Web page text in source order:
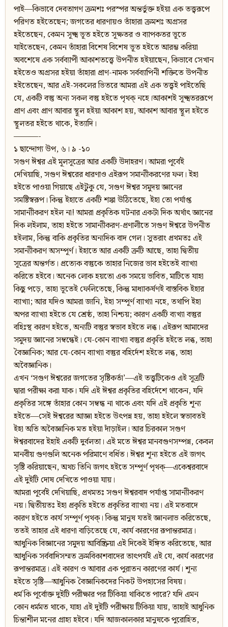
পাই—কিভাবে দেবতাগণ ক্রমশঃ পরস্পর অন্তর্ভুক্ত হইয়া এক তত্ত্বরূপে
পরিণত হইতেছেন; জগতের ধারণায়ও তাঁহারা ক্রমশঃ অগ্রসর
হইতেছেন, কেমন সূক্ষ্ম ভূত হইতে সূক্ষতর ও ব্যাপকতর ভূতে
যাইতেছেন, কেমন তাঁহারা বিশেষ বিশেষ ভূত হইতে আরম্ভ করিয়া
অবশেষে এক সর্বব্যাপী আকাশতত্ত্বে উপনীত হইয়াছেন, কিভাবে সেখান
হইতেও অগ্রসর হইয়া তাঁহারা প্রাণ-নামক সর্বব্যাপিনী শক্তিতে উপনীত
হইতেছেন, আর এই-সকলের ভিতরে আমরা এই এক তত্ত্বই পাইতেছি
যে, একটি বস্তু অন্য সকল বস্তু হইতে পৃথক্ নহে।আকাশই সূক্ষ্মতররূপে
প্রাণ এবং প্রাণ আবার স্থূল হইয়া আকাশ হয়, আকাশ আবার স্থূল হইতে
স্থূলতর হইতে থাকে, ইত্যাদি।
———-
১ ছান্দোগ্য উপ, ৬। ৯ -১০
সগুণ ঈশ্বর এই মূলসূত্রের আর একটি উদাহরণ। আমরা পূর্বেই
দেখিয়াছি, সগুণ ঈশ্বরের ধারণাও এইরূপ সমান্যীকরণের ফল। ইহা
হইতে পাওয়া গিয়াছে এইটুকু যে, সগুণ ঈশ্বর সমুদয় জ্ঞানের
সমষ্টিস্বরূপ। কিন্তু ইহাতে একটি শঙ্কা উঠিতেছে, ইহা তো পর্যাপ্ত
সামান্যীকরণ হইল না! আমরা প্রকৃতিক ঘটনার একটা দিক অর্থাৎ জ্ঞানের
দিক লইলাম, তাহা হইতে সামান্যীকরণ-প্রণালীতে সগুণ ঈশ্বরে উপনীত
হইলাম, কিন্তু বাকি প্রকৃতির অন্যদিক বাদ গেল। সুতরাং প্রথমতঃ এই
সমান্যীকরণ অসম্পূর্ণ। ইহাতে আর একটি ত্রুটি আছে, তাহা দ্বিতীয়
সূত্রের অন্তর্গত। প্রত্যেক বস্তুকে তাহার নিজের ভাব হইতেই ব্যাখ্যা
করিতে হইবে। অনেক লোক হয়তো এক সময়ে ভাবিত, মাটিতে যাহা
কিছু পড়ে, তাহা ভূতেই ফেলিতেছে, কিন্তু মাধ্যাকর্ষণই বাস্তবিক ইহার
ব্যাখ্যা; আর যদিও আমরা জানি, ইহা সম্পূর্ণ ব্যাখ্যা নহে, তথাপি ইহা
অপর ব্যাখ্যা হইতে যে শ্রেষ্ঠ, তাহা নিশ্চয়; কারণ একটি ব্যখ্যা বস্তুর
বহিঃস্থ কারণ হইতে, অন্যটি বস্তুর স্বভাব হইতে লব্ধ। এইরূপ আমাদের
সমুদয় জ্ঞানের সম্বন্ধেই। যে-কোন ব্যাখ্যা বস্তুর প্রকৃতি হইতে লব্ধ, তাহা
বৈজ্ঞানিক; আর যে-কোন ব্যাখ্যা বস্তুর বহির্দেশ হইতে লব্ধ, তাহা
অবৈজ্ঞানিক।
এখন ‘সগুণ ঈশ্বরের জগতের সৃষ্টিকর্তা’—এই তত্ত্বটিকেও এই সূত্রটি
দ্বারা পরীক্ষা করা যাক। যদি এই ঈশ্বর প্রকৃতির বহির্দেশে থাকেন, যদি
প্রকৃতির সঙ্গে তাঁহার কোন সম্বন্ধ না থাকে এবং যদি এই প্রকৃতি শূন্য
হইতে—সেই ঈশ্বরের আজ্ঞা হইতে উৎপন্ন হয়, তাহা হইলে স্বভাবতই
ইহা অতি অবৈজ্ঞানিক মত হইয়া দাঁড়াইল। আর চিরকাল সগুণ
ঈশ্বরবাদের ইহাই একটি দুর্বলতা। এই মতে ঈশ্বর মানবগুণসম্পন্ন, কেবল
মানবীয় গুণগুলি অনেক পরিমাণে বর্ধিত। ঈশ্বর শূন্য হইতে এই জগৎ
সৃষ্টি করিয়াছেন, অথচ তিনি জগৎ হইতে সম্পূর্ণ পৃথক‍্—একেশ্বরবাদে
এই দুইটি দোষ দেখিতে পাওয়া যায়।
আমরা পূর্বেই দেখিয়াছি, প্রথমতঃ সগুণ ঈশ্বরবাদ পর্যাপ্ত সামান্যীকরণ
নয়। দ্বিতীয়তঃ ইহা প্রকৃতি হইতে প্রকৃতির ব্যাখ্যা নয়। এই মতবাদে
কারণ হইতে কার্য সম্পূর্ণ পৃথক‍্। কিন্তু মানুষ যতই জ্ঞানলাভ করিতেছে,
ততই তাহার এই ধারণা বাড়িতেছে যে, কার্য কারণের রূপান্তরমাত্র।
আধুনিক বিজ্ঞানের সমুদয় আবিষ্ক্রিয়া এই দিকেই ইঙ্গিত করিতেছে, আর
আধুনিক সর্ববাদিসম্মত ক্রমবিকাশবাদের তাৎপর্যই এই যে, কার্য কারণের
রূপান্তরমাত্র। এই কারণ ও আবার এক পুরাতন কারণের কার্য। শূন্য
হইতে সৃষ্টি—আধুনিক বৈজ্ঞানিকদের নিকট উপহাসের বিষয়।
ধর্ম কি পূর্বোক্ত দুইটি পরীক্ষার পর টিকিয়া থাকিতে পারে? যদি এমন
কোন ধর্মমত থাকে, যাহা এই দুইটি পরীক্ষায় টিকিয়া যায়, তাহাই আধুনিক
চিন্তাশীল মনের গ্রাহ্য হইবে। যদি আজকালকার মানুষকে পুরোহিত,